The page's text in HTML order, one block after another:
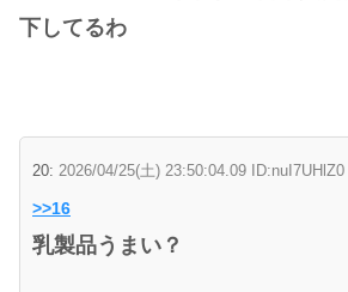
下してるわ
20: 2026/04/25(土) 23:50:04.09 ID:nuI7UHlZ0
>>16
乳製品うまい？